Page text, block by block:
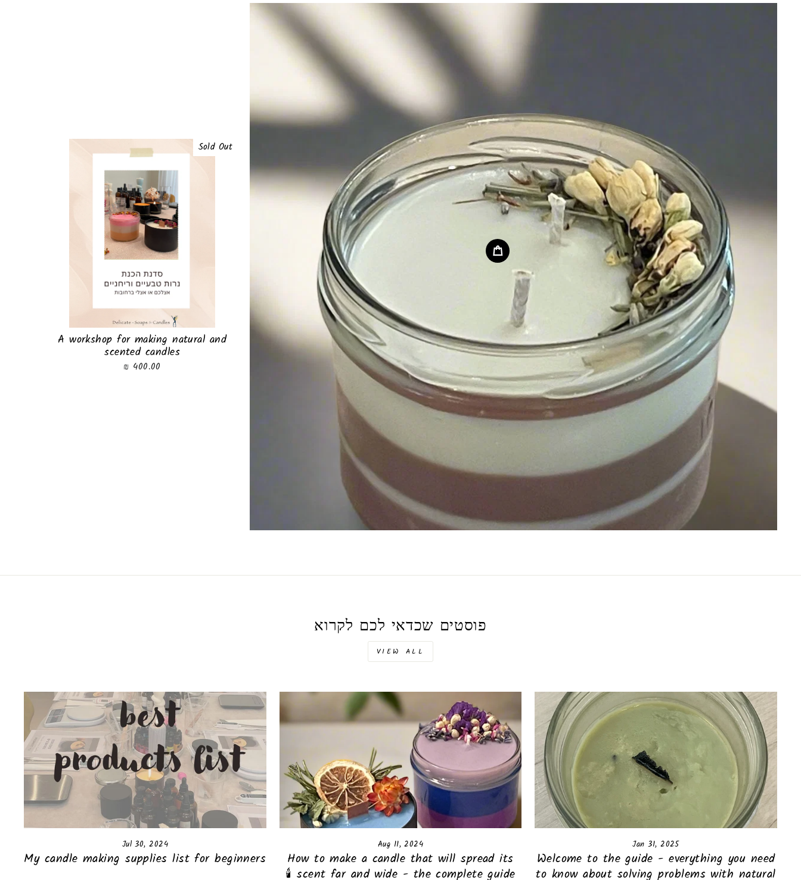
Sold Out
A workshop for making natural and
scented candles
400.00 ₪
פוסטים שכדאי לכם לקרוא
VIEW ALL
Jan 31, 2025
Welcome to the guide - everything you need
to know about solving problems with natural
Aug 11, 2024
How to make a candle that will spread its
scent far and wide - the complete guide 🕯️
Jul 30, 2024
My candle making supplies list for beginners